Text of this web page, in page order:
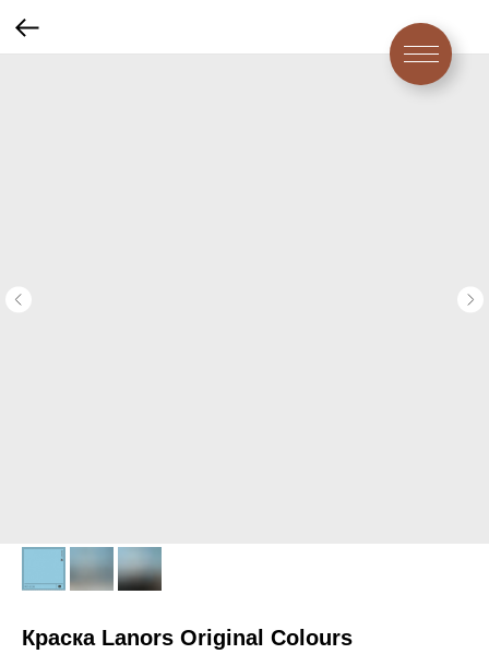
Краска Lanors Original Colours